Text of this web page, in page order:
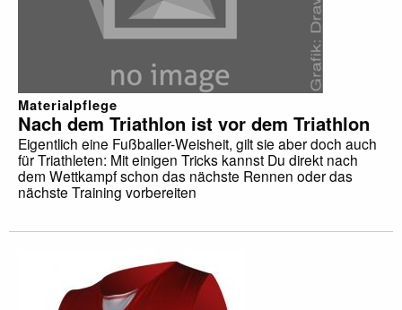
Materialpflege
Nach dem Triathlon ist vor dem Triathlon
Eigentlich eine Fußballer-Weisheit, gilt sie aber doch auch
für Triathleten: Mit einigen Tricks kannst Du direkt nach
dem Wettkampf schon das nächste Rennen oder das
nächste Training vorbereiten